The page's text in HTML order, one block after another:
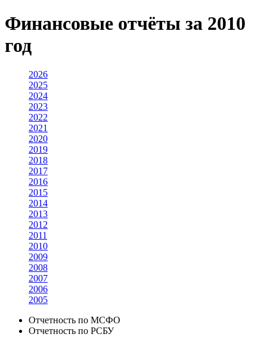
Финансовые отчёты за 2010
год
2026
2025
2024
2023
2022
2021
2020
2019
2018
2017
2016
2015
2014
2013
2012
2011
2010
2009
2008
2007
2006
2005
Отчетность по МСФО
Отчетность по РСБУ